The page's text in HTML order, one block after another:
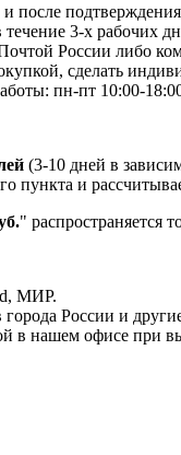
и после
течение 3-х рабочих
России либо
сделать
пн-пт 10:00-
(3-10 дней в
пункта и
" распространяется
МИР.
России и
в нашем офисе при